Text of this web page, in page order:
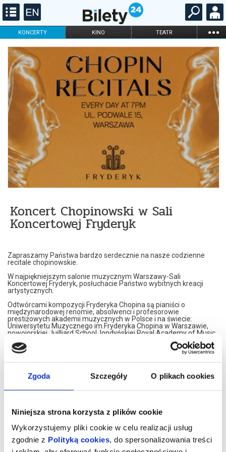
Zgoda Szczegóły O plikach cookies
Niniejsza strona korzysta z plików cookie
Wykorzystujemy pliki cookie w celu realizacji usług
zgodnie z Polityką cookies, do spersonalizowania treści
KONCERTY KINO TEATR ...
FILHARMONIA OPERA I BALET
DLA DZIECI
ONLINE KARNETY
Koncert Chopinowski w Sali
Koncertowej Fryderyk
Zapraszamy Państwa bardzo serdecznie na nasze codzienne
recitale chopinowskie.
W najpiękniejszym salonie muzycznym Warszawy-Sali
Koncertowej Fryderyk, posłuchacie Państwo wybitnych kreacji
artystycznych.
Odtwórcami kompozycji Fryderyka Chopina są pianiści o
międzynarodowej renomie, absolwenci i profesorowie
prestiżowych akademii muzycznych w Polsce i na świecie:
Uniwersytetu Muzycznego im.Fryderyka Chopina w Warszawie,
nowojorskiej Juilliard School, londyńskiej Royal Academy of Music,
Konserwatorium w Moskwie czy francuskiego Conservatoire de
Paris.
Nasi artyści przedstawiają własne interpretacje utworów
Jego kompozycje.
Artyści graja na znakomitym, koncertowym fortepianie Steinway,
Koncerty maja formę XIX spotkań muzycznych. Wnętrze,
inspirowane jest XIX wiekiem, stąd eleganckie, kryształowe
żyrandole i stylowe dodatki XIX wiecznych designerów. Sala
Koncertowa Fryderyk została uznana za najpiękniejszą sale
kameralną w Warszawie.